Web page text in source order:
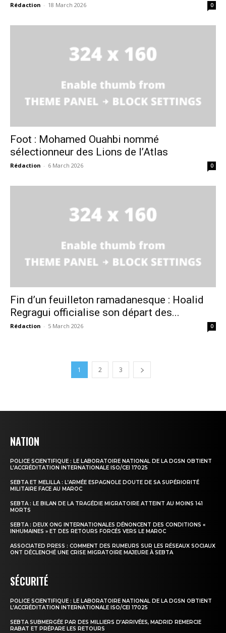
S'ABONNER MAINTENANT
Insight Publications
À propos
Formules d’abonnement
Mon compte
Rédaction - 18 March 2026 0
Foot : Mohamed Ouahbi nommé
sélectionneur des Lions de l’Atlas
Rédaction - 6 March 2026 0
Fin d’un feuilleton ramadanesque : Hoalid
Regragui officialise son départ des...
Rédaction - 5 March 2026 0
1 2 3
NATION
POLICE SCIENTIFIQUE : LE LABORATOIRE NATIONAL DE LA DGSN OBTIENT
L’ACCRÉDITATION INTERNATIONALE ISO/CEI 17025
SEBTA ET MELILLA : L’ARMÉE ESPAGNOLE DOUTE DE SA SUPÉRIORITÉ
MILITAIRE FACE AU MAROC
SEBTA : LE BILAN DE LA TRAGÉDIE MIGRATOIRE ATTEINT AU MOINS 141
MORTS
SEBTA : DEUX ONG INTERNATIONALES DÉNONCENT DES CONDITIONS «
INHUMAINES » ET DES RETOURS FORCÉS VERS LE MAROC
ASSOCIATED PRESS : COMMENT DES RUMEURS SUR LES RÉSEAUX SOCIAUX
ONT DÉCLENCHÉ UNE CRISE MIGRATOIRE MAJEURE À SEBTA
SÉCURITÉ
POLICE SCIENTIFIQUE : LE LABORATOIRE NATIONAL DE LA DGSN OBTIENT
L’ACCRÉDITATION INTERNATIONALE ISO/CEI 17025
SEBTA SUBMERGÉE PAR DES MILLIERS D’ARRIVÉES, MADRID REMERCIE
RABAT ET PRÉPARE LES RETOURS